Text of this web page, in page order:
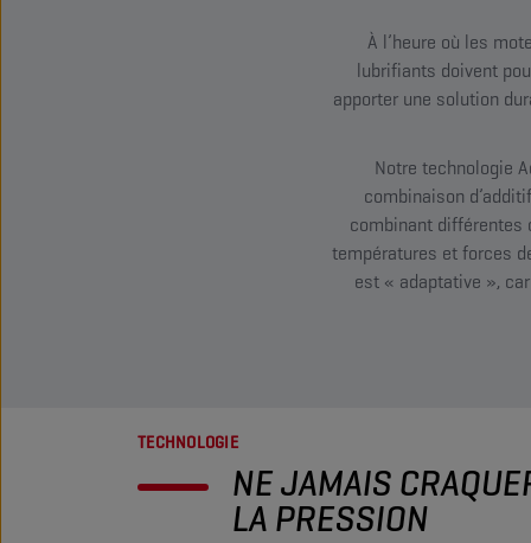
À l’heure où les
lubrifiants doivent
apporter une solution
Notre technologie
combinaison
combinant différentes
températures et forces
est « adaptative »,
TECHNOLOGIE
NE JAMAIS
LA PRESSION